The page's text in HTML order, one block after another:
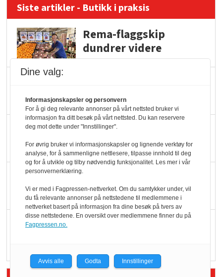
Siste artikler - Butikk i praksis
Rema-flaggskip
dundrer videre
ølsalget
Færre varer, men fulle
hyller
KI lager mat i butikken
Dine valg:
Informasjonskapsler og personvern
For å gi deg relevante annonser på vårt nettsted bruker vi
informasjon fra ditt besøk på vårt nettsted. Du kan reservere
deg mot dette under "Innstillinger".
For øvrig bruker vi informasjonskapsler og lignende verktøy for
analyse, for å sammenligne nettlesere, tilpasse innhold til deg
og for å utvikle og tilby nødvendig funksjonalitet. Les mer i vår
personvernerklæring.
Vi er med i Fagpressen-nettverket. Om du samtykker under, vil
du få relevante annonser på nettstedene til medlemmene i
nettverket basert på informasjon fra dine besøk på tvers av
disse nettstedene. En oversikt over medlemmene finner du på
Fagpressen.no.
Avvis alle Godta Innstillinger